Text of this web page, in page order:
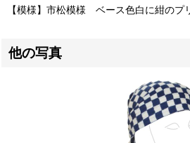
【模様】市松模様 ベース色白に紺のプ
他の写真